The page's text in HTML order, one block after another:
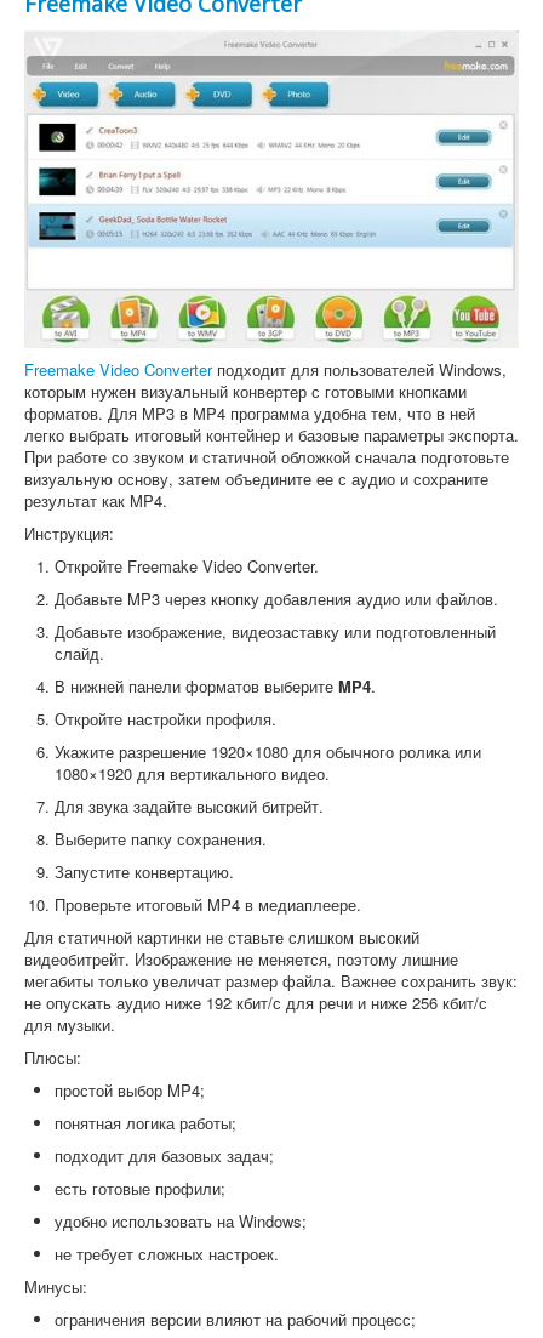
Freemake Video Converterподходит для пользователей Windows,
которым нужен визуальный конвертер с готовыми кнопками
форматов. Для MP3 в MP4 программа удобна тем, что в ней
легко выбрать итоговый контейнер и базовые параметры экспорта.
При работе со звуком и статичной обложкой сначала подготовьте
визуальную основу, затем объедините ее с аудио и сохраните
результат как MP4.
Инструкция:
Откройте Freemake Video Converter.
Добавьте MP3 через кнопку добавления аудио или файлов.
Добавьте изображение, видеозаставку или подготовленный
слайд.
В нижней панели форматов выберите MP4.
Откройте настройки профиля.
Укажите разрешение 1920×1080 для обычного ролика или
1080×1920 для вертикального видео.
Для звука задайте высокий битрейт.
Выберите папку сохранения.
Запустите конвертацию.
Проверьте итоговый MP4 в медиаплеере.
Для статичной картинки не ставьте слишком высокий
видеобитрейт. Изображение не меняется, поэтому лишние
мегабиты только увеличат размер файла. Важнее сохранить звук:
не опускать аудио ниже 192 кбит/с для речи и ниже 256 кбит/с
для музыки.
Плюсы:
простой выбор MP4;
понятная логика работы;
подходит для базовых задач;
есть готовые профили;
удобно использовать на Windows;
не требует сложных настроек.
Минусы:
ограничения версии влияют на рабочий процесс;